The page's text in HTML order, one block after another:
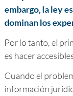
embargo, la ley
dominan los
Por lo tanto, el
es hacer
Cuando el
información